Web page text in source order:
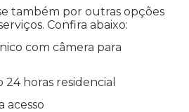
também por outras opções
Confira abaixo:
24 horas residencial
acesso